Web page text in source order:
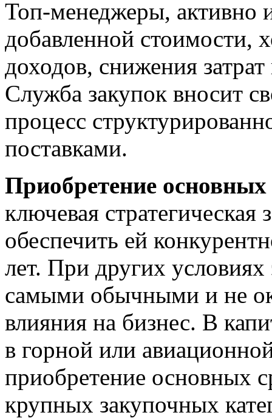
Топ-менеджеры, активно
добавленной стоимости,
доходов, снижения
Служба закупок вносит
процесс
поставками.
Приобретение основных
ключевая стратегическая
обеспечить ей
лет. При других условиях
самыми обычными и не
влияния на бизнес. В
в горной или
приобретение основных
крупных закупочных